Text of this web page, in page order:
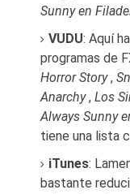
Sunny en
VUDU: Aquí
programas de
Horror Story,
Anarchy, Los
Always Sunny
tiene una lista
iTunes:
bastante